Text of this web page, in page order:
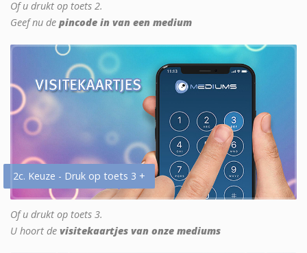
Of u drukt op toets 2.
Geef nu de pincode in van een medium
2c. Keuze - Druk op toets 3 +
Of u drukt op toets 3.
U hoort de visitekaartjes van onze mediums